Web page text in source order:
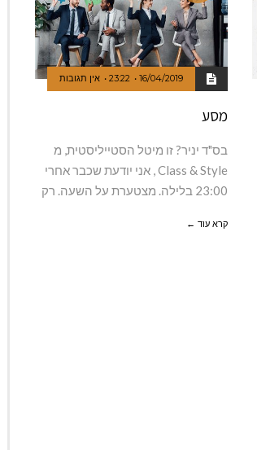
16/04/2019
23:22 אין תגובות
מסע
בס"ד יניר? זו מיטל הסטייליסטית, מ
Class & Style , אני יודעת שכבר אחרי
23:00 בלילה. מצטערת על השעה. רק
קרא עוד ←